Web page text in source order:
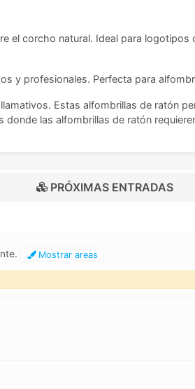
el corcho natural. Ideal para
y profesionales. Perfecta para
Estas alfombrillas de ratón
las alfombrillas de ratón
PRÓXIMAS ENTRADAS
Mostrar areas